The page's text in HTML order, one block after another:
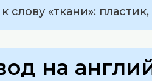
слову «ткани»:
на